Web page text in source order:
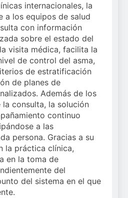
internacionales, la
a los equipos de salud
con información
sobre el estado del
visita médica, facilita la
de control del asma,
de estratificación
de planes de
Además de los
consulta, la solución
continuo
a las
persona. Gracias a su
la práctica clínica,
en la toma de
del
del sistema en el que